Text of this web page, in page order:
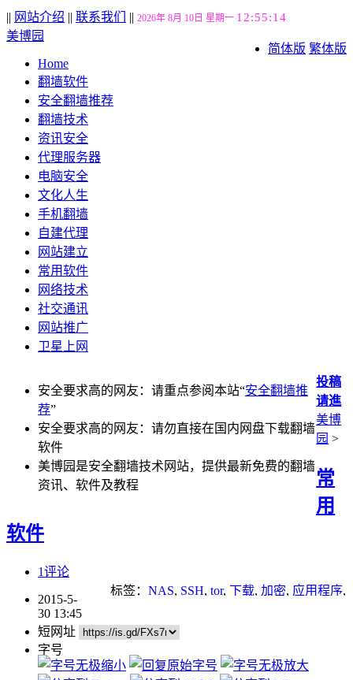
|| 网站介绍 || 联系我们 || 2026年 8月 10日 星期一 12:55:15
简体版 繁体版
美博园
Home
翻墙软件
安全翻墙推荐
翻墙技术
资讯安全
代理服务器
电脑安全
文化人生
手机翻墙
自建代理
网站建立
常用软件
网络技术
社交通讯
网站推广
卫星上网
安全要求高的网友：请重点参阅本站“安全翻墙推
荐”
安全要求高的网友：请勿直接在国内网盘下载翻墙
软件
美博园是安全翻墙技术网站，提供最新免费的翻墙
资讯、软件及教程
投稿
请進
美博
园 >
常
用
软件
1评论
标签： NAS, SSH, tor, 下载, 加密, 应用程序,
2015-5-
30 13:45
短网址
字号